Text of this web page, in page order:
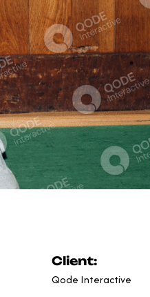
Client:
Qode Interactive